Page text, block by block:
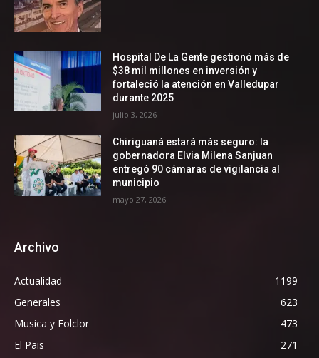
Hospital De La Gente gestionó más de
$38 mil millones en inversión y
fortaleció la atención en Valledupar
durante 2025
julio 3, 2026
Chiriguaná estará más seguro: la
gobernadora Elvia Milena Sanjuan
entregó 90 cámaras de vigilancia al
municipio
mayo 27, 2026
Archivo
Actualidad
1199
Generales
623
Musica y Folclor
473
El Pais
271